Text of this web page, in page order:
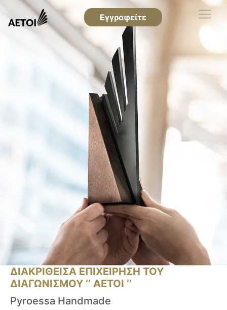
Εγγραφείτε
ΔΙΑΚΡΙΘΕΙΣΑ ΕΠΙΧΕΙΡΗΣΗ ΤΟΥ
ΔΙΑΓΩΝΙΣΜΟΥ ‘’ ΑΕΤΟΙ ‘’
Pyroessa Handmade